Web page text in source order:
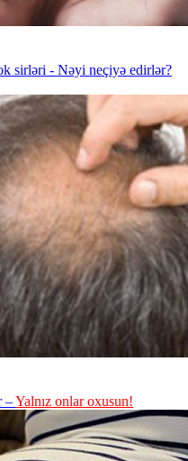
sirləri - Nəyi neçiyə edirlər?
–Yalnız onlar oxusun!